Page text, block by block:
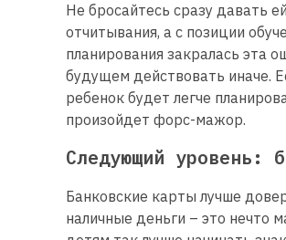
Не бросайтесь сразу давать
отчитывания, а с позиции
планирования закралась эта
будущем действовать иначе.
ребенок будет легче
произойдет форс-мажор.
Следующий уровень:
Банковские карты лучше
наличные деньги – это нечто